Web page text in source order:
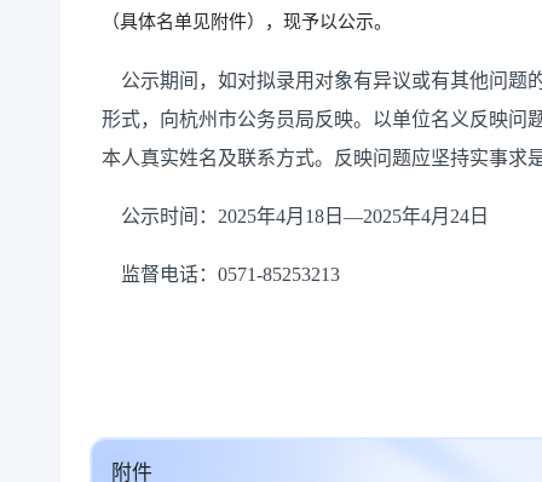
（具体名单见附件），现予以公示。
公示期间，如对拟录用对象有异议或有其他问题
形式，向杭州市公务员局反映。以单位名义反映问
本人真实姓名及联系方式。反映问题应坚持实事求
公示时间：2025年4月18日—2025年4月24日
监督电话：0571-85253213
附件